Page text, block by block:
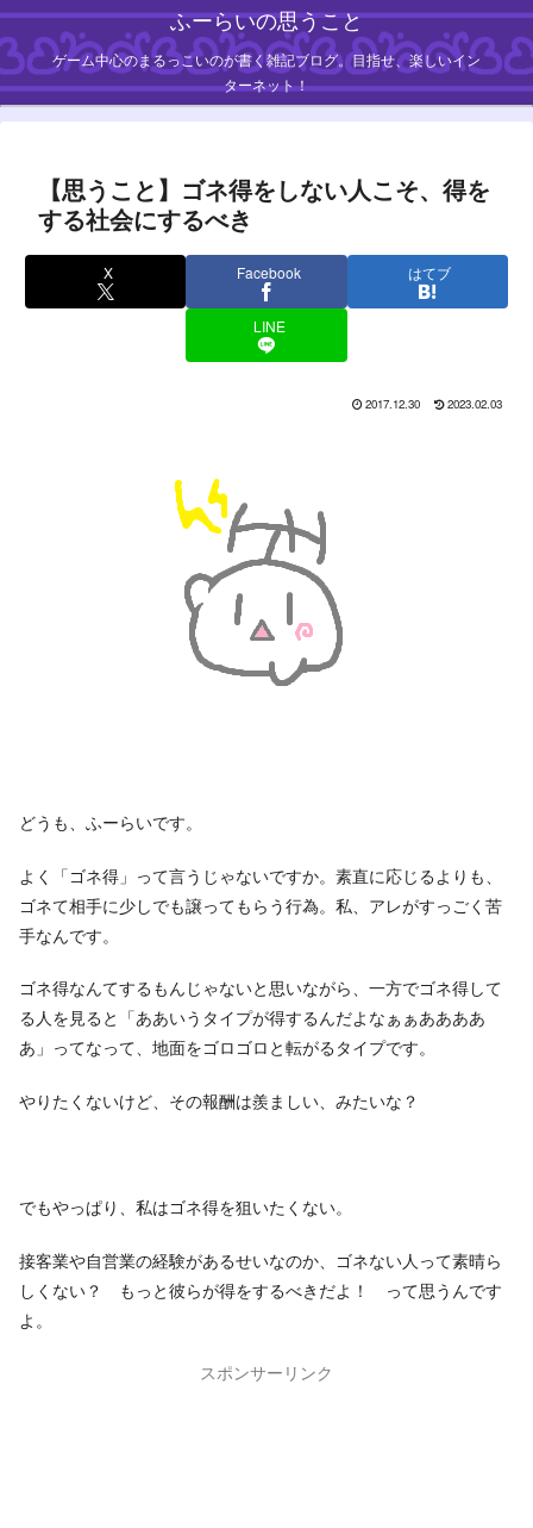
ふーらいの思うこと
ゲーム中心のまるっこいのが書く雑記ブログ。目指せ、楽しいイン
ターネット！
【思うこと】ゴネ得をしない人こそ、得を
する社会にするべき
X Facebook はてブ
LINE
2017.12.30 2023.02.03
どうも、ふーらいです。
よく「ゴネ得」って言うじゃないですか。素直に応じるよりも、
ゴネて相手に少しでも譲ってもらう行為。私、アレがすっごく苦
手なんです。
ゴネ得なんてするもんじゃないと思いながら、一方でゴネ得して
る人を見ると「ああいうタイプが得するんだよなぁぁああああ
あ」ってなって、地面をゴロゴロと転がるタイプです。
やりたくないけど、その報酬は羨ましい、みたいな？
でもやっぱり、私はゴネ得を狙いたくない。
接客業や自営業の経験があるせいなのか、ゴネない人って素晴ら
しくない？ もっと彼らが得をするべきだよ！ って思うんです
よ。
スポンサーリンク